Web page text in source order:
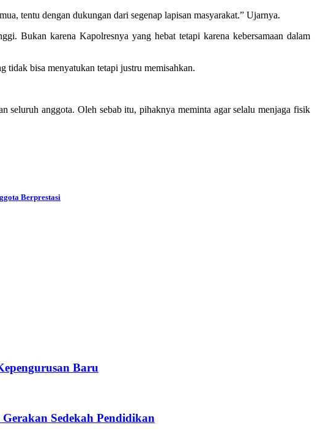
tentu dengan dukungan dari segenap lapisan masyarakat.” Ujarnya.
Bukan karena Kapolresnya yang hebat tetapi karena kebersamaan dalam
tidak bisa menyatukan tetapi justru memisahkan.
anggota. Oleh sebab itu, pihaknya meminta agar selalu menjaga fisik
Berprestasi
Baru
Sedekah Pendidikan